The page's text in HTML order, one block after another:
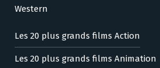
Western
Les 20 plus grands films Action
Les 20 plus grands films Animation